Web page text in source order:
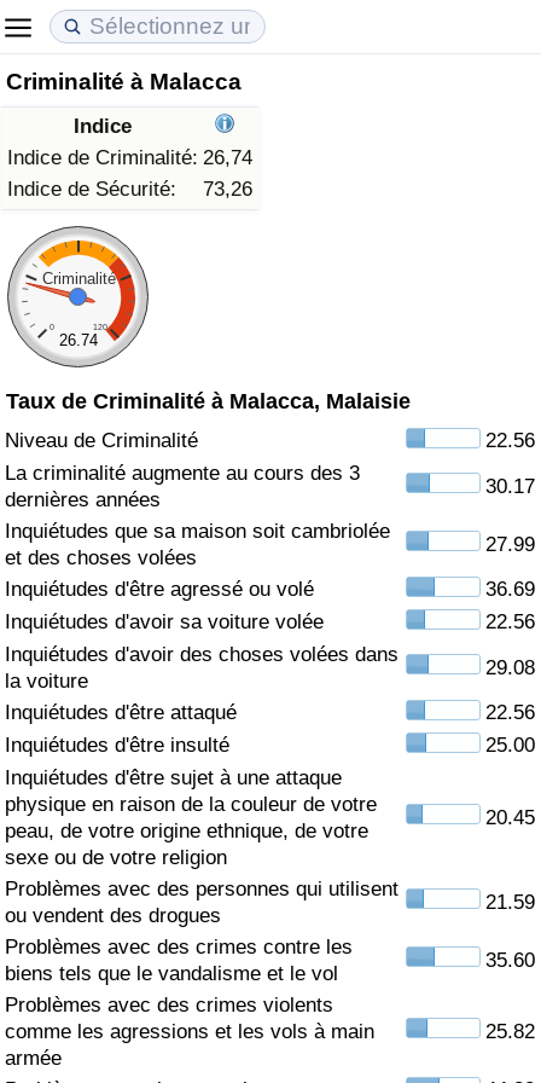
Criminalité à Malacca
Indice
Indice de Criminalité: 26,74
Indice de Sécurité:
73,26
Criminalité
0 120
26.74
Taux de Criminalité à Malacca, Malaisie
Niveau de Criminalité
22.56
La criminalité augmente au cours des 3
dernières années
30.17
Inquiétudes que sa maison soit cambriolée
et des choses volées
27.99
Inquiétudes d'être agressé ou volé
36.69
Inquiétudes d'avoir sa voiture volée
22.56
Inquiétudes d'avoir des choses volées dans
la voiture
29.08
Inquiétudes d'être attaqué
22.56
Inquiétudes d'être insulté
25.00
Inquiétudes d'être sujet à une attaque
physique en raison de la couleur de votre
peau, de votre origine ethnique, de votre
sexe ou de votre religion
20.45
Problèmes avec des personnes qui utilisent
ou vendent des drogues
21.59
Problèmes avec des crimes contre les
biens tels que le vandalisme et le vol
35.60
Problèmes avec des crimes violents
comme les agressions et les vols à main
armée
25.82
Coût de la vie
Indice du Coût de la Vie (Actuel)
Indice du Coût de la Vie
Indice du coût de la vie par pays
à Akaba
Prix de l'immobilier
Indice des Prix de l'immobilier (Actuel)
Indice des Prix de l'immobilier
Indice des Prix de l'immobilier par Pays
Qualité de Vie
Indice de Qualité de Vie
Indice de Qualité de Vie (Actuel)
Indice de qualité de vie par pays
Criminalité
Indice de Criminalité (Actuel)
Indice de Criminalité
Indice de criminalité par pays
Soins de santé
Indice des soins de santé (Actuel)
Indice des soins de santé
Indice des soins de santé par Pays
Pollution
Indice de Pollution (Actuel)
Indice de pollution
Indice de Pollution par Pays
Trafic